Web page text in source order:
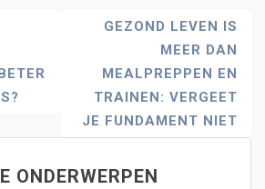
GEZOND LEVEN IS
MEER DAN
MEALPREPPEN EN
TRAINEN: VERGEET
JE FUNDAMENT NIET
ONDERWERPEN